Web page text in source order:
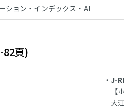
ション・インデックス・AI
頁)
J-
【
大